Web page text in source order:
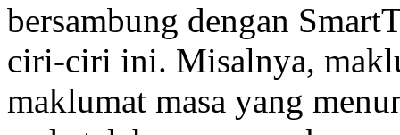
bersambung dengan
ciri-ciri ini. Misalnya,
maklumat masa yang